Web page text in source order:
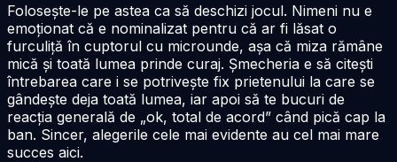
Folosește-le pe astea ca să deschizi jocul. Nimeni nu e
emoționat că e nominalizat pentru că ar fi lăsat o
furculiță în cuptorul cu microunde, așa că miza rămâne
mică și toată lumea prinde curaj. Șmecheria e să citești
întrebarea care i se potrivește fix prietenului la care se
gândește deja toată lumea, iar apoi să te bucuri de
reacția generală de „ok, total de acord” când pică cap la
ban. Sincer, alegerile cele mai evidente au cel mai mare
succes aici.